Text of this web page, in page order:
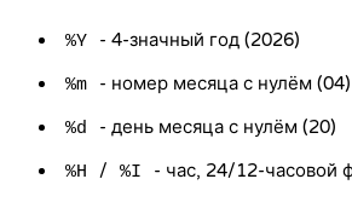
%Y - 4-значный год (2026)
%m - номер месяца с нулём (04)
%d - день месяца с нулём (20)
%H / %I - час, 24/12-часовой